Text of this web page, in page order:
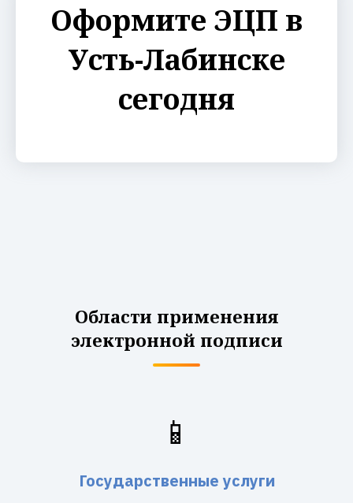
Оформите ЭЦП в
Усть-Лабинске
сегодня
Области применения
электронной подписи
📱
Государственные услуги